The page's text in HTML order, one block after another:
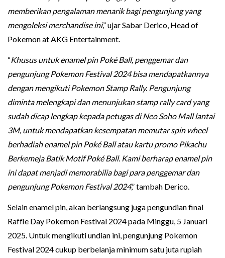
memberikan pengalaman menarik bagi pengunjung yang
mengoleksi merchandise ini,” ujar Sabar Derico, Head of
Pokemon at AKG Entertainment.
“Khusus untuk enamel pin Poké Ball, penggemar dan
pengunjung Pokemon Festival 2024 bisa mendapatkannya
dengan mengikuti Pokemon Stamp Rally. Pengunjung
diminta melengkapi dan menunjukan stamp rally card yang
sudah dicap lengkap kepada petugas di Neo Soho Mall lantai
3M, untuk mendapatkan kesempatan memutar spin wheel
berhadiah enamel pin Poké Ball atau kartu promo Pikachu
Berkemeja Batik Motif Poké Ball. Kami berharap enamel pin
ini dapat menjadi memorabilia bagi para penggemar dan
pengunjung Pokemon Festival 2024,” tambah Derico.
Selain enamel pin, akan berlangsung juga pengundian final
Raffle Day Pokemon Festival 2024 pada Minggu, 5 Januari
2025. Untuk mengikuti undian ini, pengunjung Pokemon
Festival 2024 cukup berbelanja minimum satu juta rupiah